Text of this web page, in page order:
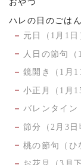
おやつ
ハレの日のごはん
元日（1月1日
人日の節句（
鏡開き（1月
小正月（1月
バレンタイン
節分（2月3日
桃の節句（ひ